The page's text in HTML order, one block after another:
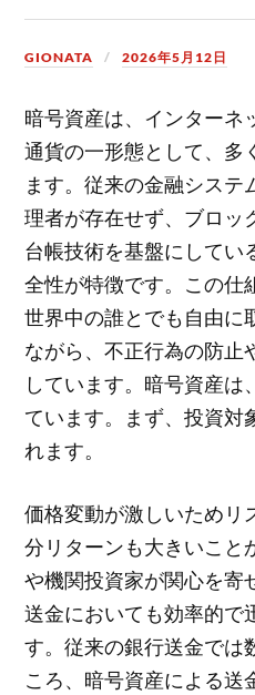
GIONATA 2026年5月12日
暗号資産は、インターネ
通貨の一形態として、多
ます。従来の金融システ
理者が存在せず、ブロッ
台帳技術を基盤にしてい
全性が特徴です。この仕
世界中の誰とでも自由に
ながら、不正行為の防止
しています。暗号資産
ています。まず、投資対
れます。
価格変動が激しいためリ
分リターンも大きいこと
や機関投資家が関心を寄
送金においても効率的で
す。従来の銀行送金では
ころ、暗号資産による送